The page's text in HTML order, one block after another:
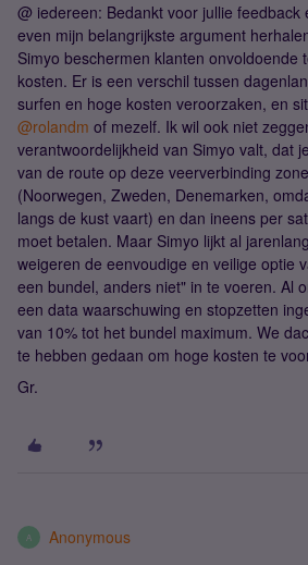
@ iedereen: Bedankt voor jullie feedback
even mijn belangrijkste argument
Simyo beschermen klanten onvoldoende
kosten. Er is een verschil tussen
surfen en hoge kosten veroorzaken, en
@rolandm of mezelf. Ik wil ook niet
verantwoordelijkheid van Simyo valt, dat
van de route op deze veerverbinding
(Noorwegen, Zweden, Denemarken,
langs de kust vaart) en dan ineens per
moet betalen. Maar Simyo lijkt al
weigeren de eenvoudige en veilige optie
een bundel, anders niet" in te voeren. Al
een data waarschuwing en stopzetten
van 10% tot het bundel maximum. We
te hebben gedaan om hoge kosten te
Gr.
A Anonymous